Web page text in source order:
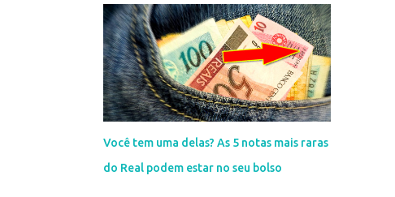
Você tem uma delas? As 5 notas mais raras
do Real podem estar no seu bolso